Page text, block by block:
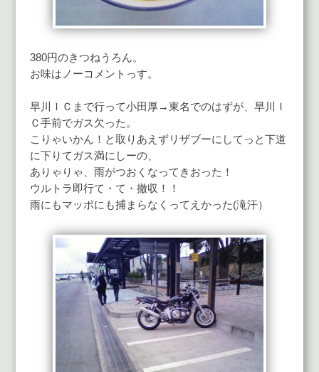
380円のきつねうろん。
お味はノーコメントっす。
早川ＩＣまで行って小田厚→東名でのはずが、早川Ｉ
Ｃ手前でガス欠った。
こりゃいかん！と取りあえずリザブーにしてっと下道
に下りてガス満にしーの、
ありゃりゃ、雨がつおくなってきおった！
ウルトラ即行て・て・撤収！！
雨にもマッポにも捕まらなくってえかった(滝汗）